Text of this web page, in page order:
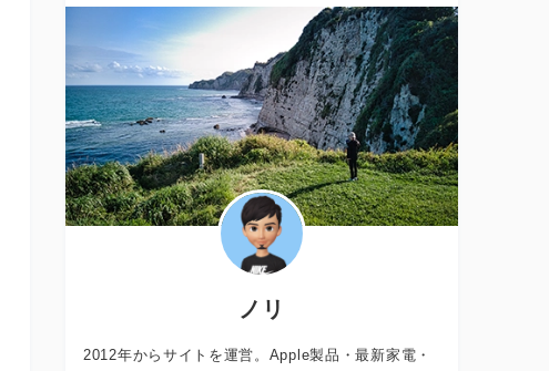
ノリ
2012年からサイトを運営。Apple製品・最新家電・